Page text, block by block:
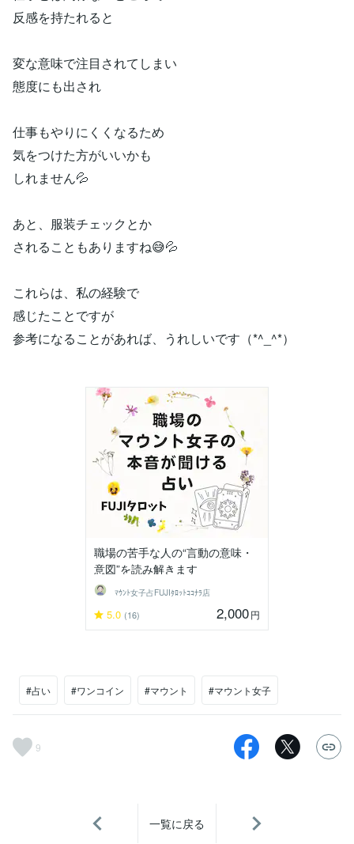
反感を持たれると
変な意味で注目されてしまい
態度にも出され
仕事もやりにくくなるため
気をつけた方がいいかも
しれません💦
あと、服装チェックとか
されることもありますね😅💦
これらは、私の経験で
感じたことですが
参考になることがあれば、うれしいです（*^_^*）
職場の苦手な人の“言動の意味・
意図”を読み解きます
ﾏｳﾝﾄ女子占FUJIﾀﾛｯﾄｺｺﾅﾗ店
5.0 (16) 2,000円
#占い #ワンコイン #マウント #マウント女子
9
一覧に戻る